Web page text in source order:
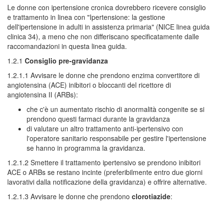
Le donne con ipertensione cronica dovrebbero ricevere consiglio
e trattamento in linea con "Ipertensione: la gestione
dell'ipertensione in adulti in assistenza primaria" (NICE linea guida
clinica 34), a meno che non differiscano specificatamente dalle
raccomandazioni in questa linea guida.
1.2.1 Consiglio pre-gravidanza
1.2.1.1 Avvisare le donne che prendono enzima convertitore di
angiotensina (ACE) inibitori o bloccanti del ricettore di
angiotensina II (ARBs):
che c'è un aumentato rischio di anormalità congenite se si
prendono questi farmaci durante la gravidanza
di valutare un altro trattamento anti-ipertensivo con
l'operatore sanitario responsabile per gestire l'ipertensione
se hanno in programma la gravidanza.
1.2.1.2 Smettere il trattamento ipertensivo se prendono inibitori
ACE o ARBs se restano incinte (preferibilmente entro due giorni
lavorativi dalla notificazione della gravidanza) e offrire alternative.
1.2.1.3 Avvisare le donne che prendono clorotiazide: